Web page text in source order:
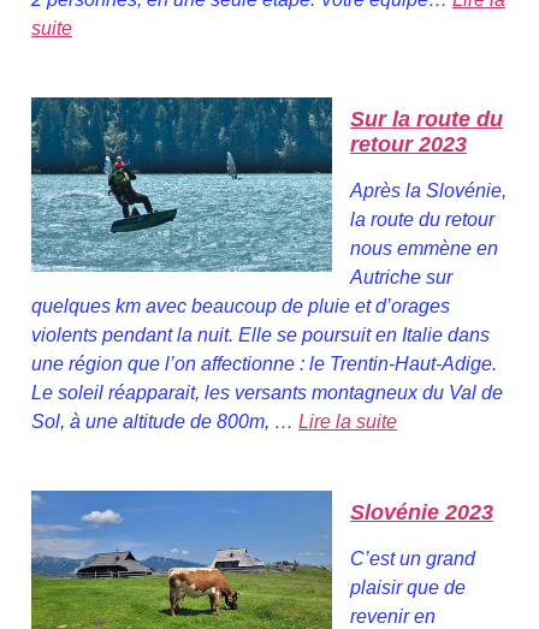
suite
Sur la route du
retour 2023
Après la Slovénie,
la route du retour
nous emmène en
Autriche sur
quelques km avec beaucoup de pluie et d’orages
violents pendant la nuit. Elle se poursuit en Italie dans
une région que l’on affectionne : le Trentin-Haut-Adige.
Le soleil réapparait, les versants montagneux du Val de
Sol, à une altitude de 800m, … Lire la suite
Slovénie 2023
C’est un grand
plaisir que de
revenir en